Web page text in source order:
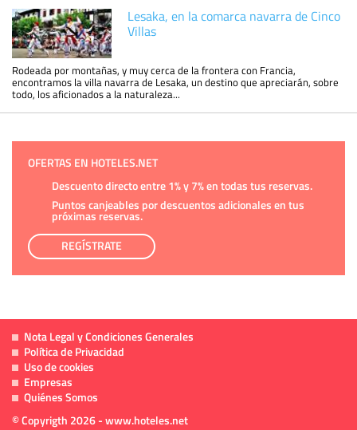
Lesaka, en la comarca navarra de Cinco
Villas
Rodeada por montañas, y muy cerca de la frontera con Francia,
encontramos la villa navarra de Lesaka, un destino que apreciarán, sobre
todo, los aficionados a la naturaleza...
OFERTAS EN HOTELES.NET
Descuento directo entre 1% y 7% en todas tus reservas.
Puntos canjeables por descuentos adicionales en tus
próximas reservas.
REGÍSTRATE
Nota Legal y Condiciones Generales
Política de Privacidad
Uso de cookies
Empresas
Quiénes Somos
© Copyrigth 2026 - www.hoteles.net